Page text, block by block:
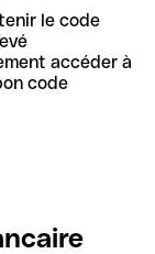
le code
accéder à
code